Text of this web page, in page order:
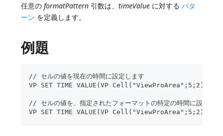
任意のformatPattern 引数は、timeValue に対するパタ
ーン を定義します。
例題
// セルの値を現在の時間に設定します
VP SET TIME VALUE(VP
// セルの値を、指定されたフォーマットの特定の時間に設定し
VP SET TIME VALUE(VP